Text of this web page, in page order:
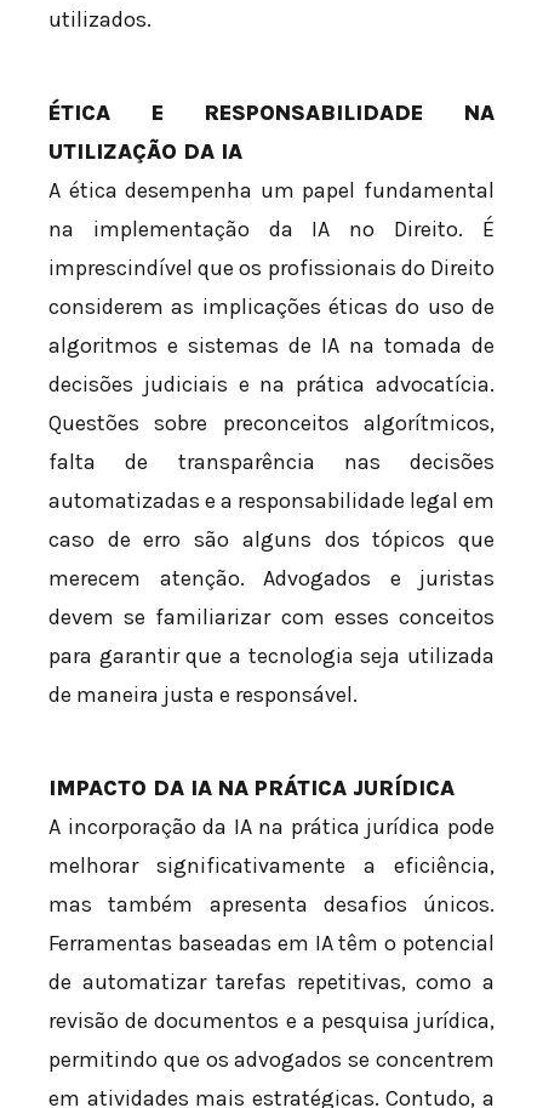
utilizados.
ÉTICA E RESPONSABILIDADE NA
UTILIZAÇÃO DA IA
A ética desempenha um papel fundamental
na implementação da IA no Direito. É
imprescindível que os profissionais do Direito
considerem as implicações éticas do uso de
algoritmos e sistemas de IA na tomada de
decisões judiciais e na prática advocatícia.
Questões sobre preconceitos algorítmicos,
falta de transparência nas decisões
automatizadas e a responsabilidade legal em
caso de erro são alguns dos tópicos que
merecem atenção. Advogados e juristas
devem se familiarizar com esses conceitos
para garantir que a tecnologia seja utilizada
de maneira justa e responsável.
IMPACTO DA IA NA PRÁTICA JURÍDICA
A incorporação da IA na prática jurídica pode
melhorar significativamente a eficiência,
mas também apresenta desafios únicos.
Ferramentas baseadas em IA têm o potencial
de automatizar tarefas repetitivas, como a
revisão de documentos e a pesquisa jurídica,
permitindo que os advogados se concentrem
em atividades mais estratégicas. Contudo, a